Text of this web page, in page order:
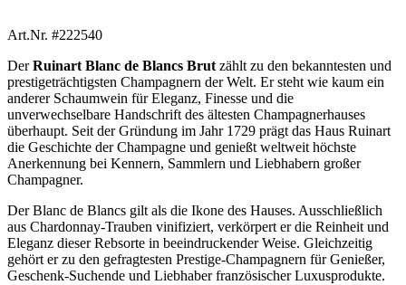
Art.Nr. #222540
DerRuinart Blanc de Blancs Brut zählt zu den bekanntesten und
prestigeträchtigsten Champagnern der Welt. Er steht wie kaum ein
anderer Schaumwein für Eleganz, Finesse und die
unverwechselbare Handschrift des ältesten Champagnerhauses
überhaupt. Seit der Gründung im Jahr 1729 prägt das Haus Ruinart
die Geschichte der Champagne und genießt weltweit höchste
Anerkennung bei Kennern, Sammlern und Liebhabern großer
Champagner.
Der Blanc de Blancs gilt als die Ikone des Hauses. Ausschließlich
aus Chardonnay-Trauben vinifiziert, verkörpert er die Reinheit und
Eleganz dieser Rebsorte in beeindruckender Weise. Gleichzeitig
gehört er zu den gefragtesten Prestige-Champagnern für Genießer,
Geschenk-Suchende und Liebhaber französischer Luxusprodukte.